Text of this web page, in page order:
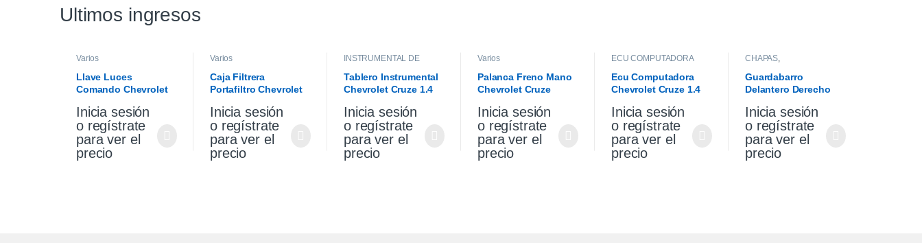
Ultimos ingresos
Varios
Llave Luces
Comando Chevrolet
Inicia sesión
o regístrate
para ver el
precio
Varios
Caja Filtrera
Portafiltro Chevrolet
19/21
Inicia sesión
o regístrate
para ver el
precio
INSTRUMENTAL DE
Tablero Instrumental
Chevrolet Cruze 1.4
Inicia sesión
o regístrate
para ver el
precio
Varios
Palanca Freno Mano
Chevrolet Cruze
Inicia sesión
o regístrate
para ver el
precio
ECU COMPUTADORA
Ecu Computadora
Chevrolet Cruze 1.4
Inicia sesión
o regístrate
para ver el
precio
CHAPAS
Guardabarro
Delantero Derecho
Inicia sesión
o regístrate
para ver el
precio